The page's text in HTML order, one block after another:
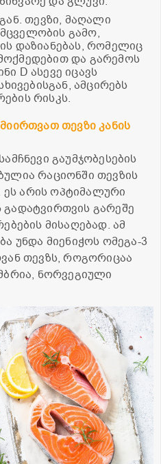
თევზი, მაღალი
გამო,
დაზიანებას, რომელიც
და გარემოს
D ასევე იცავს
ამცირებს
რისკს.
თევზი კანის
გაუმჯობესების
რაციონში თევზის
ეს არის ოპტიმალური
გარეშე
მისაღებად. ამ
უნდა მიენიჭოს ომეგა-3
თევზს, როგორიცაა
ნორვეგიული